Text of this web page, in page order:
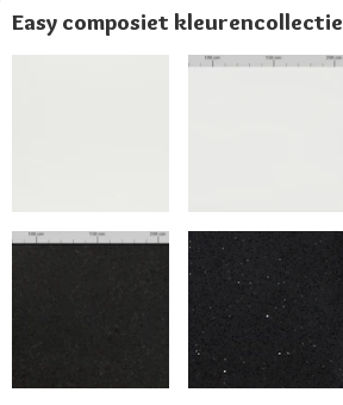
Easy composiet kleurencollectie